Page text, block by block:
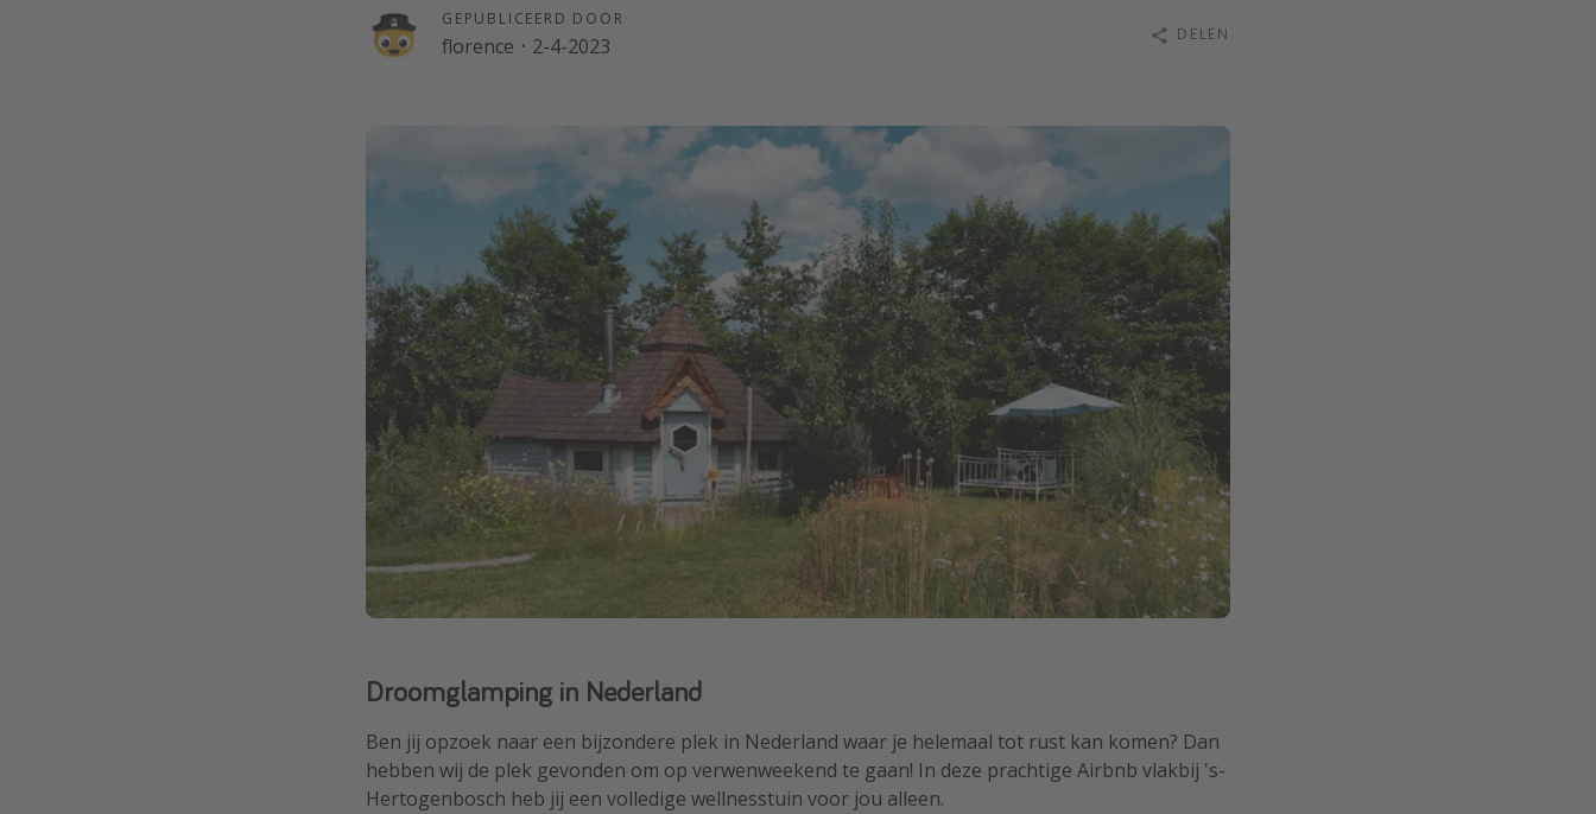
GEPUBLICEERD DOOR
florence · 2-4-2023 DELEN
Droomglamping in Nederland
Ben jij opzoek naar een bijzondere plek in Nederland waar je helemaal tot rust kan komen? Dan
hebben wij de plek gevonden om op verwenweekend te gaan! In deze prachtige Airbnb vlakbij 's-
Hertogenbosch heb jij een volledige wellnesstuin voor jou alleen.